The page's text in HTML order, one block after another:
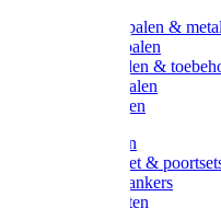
Recycling palen &
Kunststof palen
T-Post t-palen &
Glasfiber palen
Houten palen
Poortgrepen
Doorgangset &
Poortgreepankers
Weidepoorten